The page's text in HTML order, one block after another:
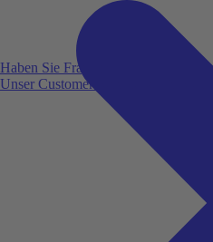
Haben Sie Fragen?
Unser Customer Service ist für Sie da!